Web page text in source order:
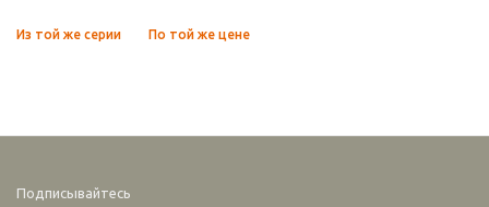
Из той же серии По той же цене
Подписывайтесь